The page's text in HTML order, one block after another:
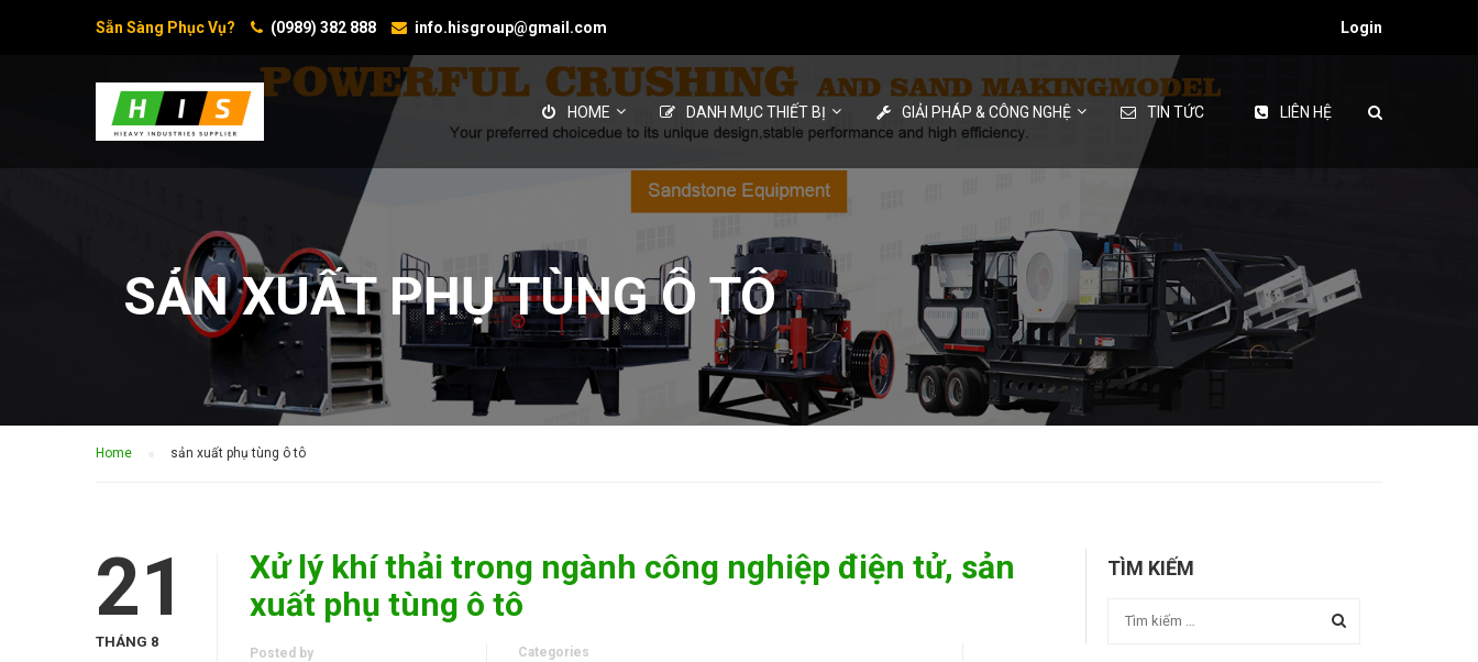
Sẵn Sàng Phục Vụ? (0989) 382 888 info.hisgroup@gmail.com Login
HOME DANH MỤC THIẾT BỊ GIẢI PHÁP & CÔNG NGHỆ TIN TỨC LIÊN HỆ
SẢN XUẤT PHỤ TÙNG Ô TÔ
Home sản xuất phụ tùng ô tô
21
THÁNG 8
Xử lý khí thải trong ngành công nghiệp điện tử, sản
xuất phụ tùng ô tô
Posted by
Categories
TÌM KIẾM